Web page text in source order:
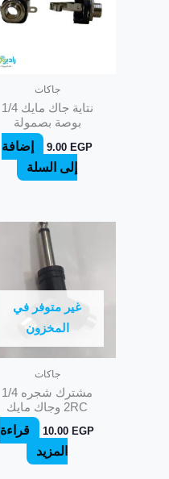
جاكات
نتاية جاك مايك 1/4
بوصة بصمولة
9.00EGP
إضافة
إلى السلة
غير متوفر في
المخزون
جاكات
مشترك شجره 1/4
2RC وجاك مايك
10.00 EGP
قراءة
المزيد